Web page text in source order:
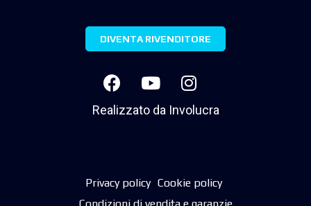
DIVENTA RIVENDITORE
Realizzato da Involucra
Privacy policy Cookie policy